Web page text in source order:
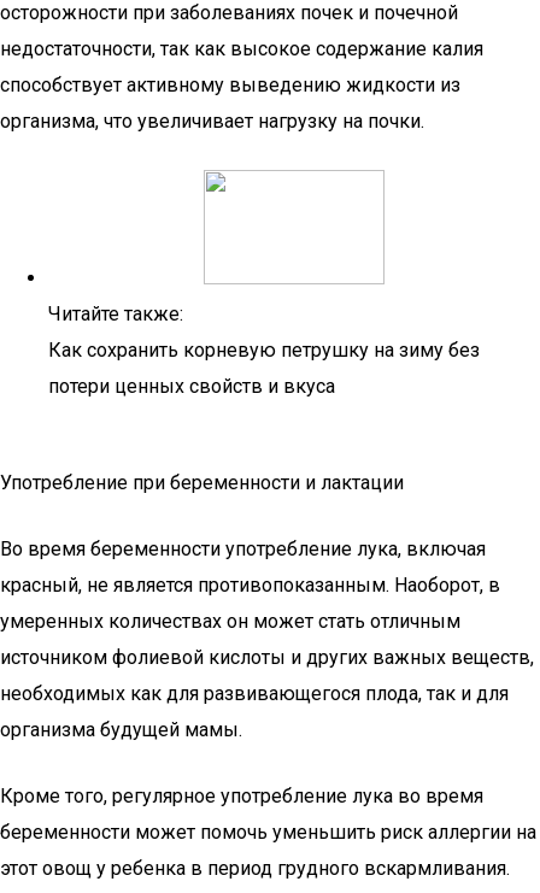
осторожности при заболеваниях почек и почечной
недостаточности, так как высокое содержание калия
способствует активному выведению жидкости из
организма, что увеличивает нагрузку на почки.
Читайте также:
Как сохранить корневую петрушку на зиму без
потери ценных свойств и вкуса
Употребление при беременности и лактации
Во время беременности употребление лука, включая
красный, не является противопоказанным. Наоборот, в
умеренных количествах он может стать отличным
источником фолиевой кислоты и других важных веществ,
необходимых как для развивающегося плода, так и для
организма будущей мамы.
Кроме того, регулярное употребление лука во время
беременности может помочь уменьшить риск аллергии на
этот овощ у ребенка в период грудного вскармливания.